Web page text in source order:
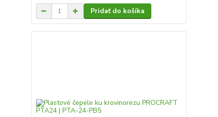
Pridať do košíka